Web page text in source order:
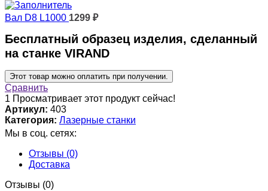
Вал D8 L1000 1299 ₽
Бесплатный образец изделия, сделанный
на станке VIRAND
Этот товар можно оплатить при получении.
Сравнить
1 Просматривает этот продукт сейчас!
Артикул: 403
Категория: Лазерные станки
Мы в соц. сетях:
Отзывы (0)
Доставка
Отзывы (0)